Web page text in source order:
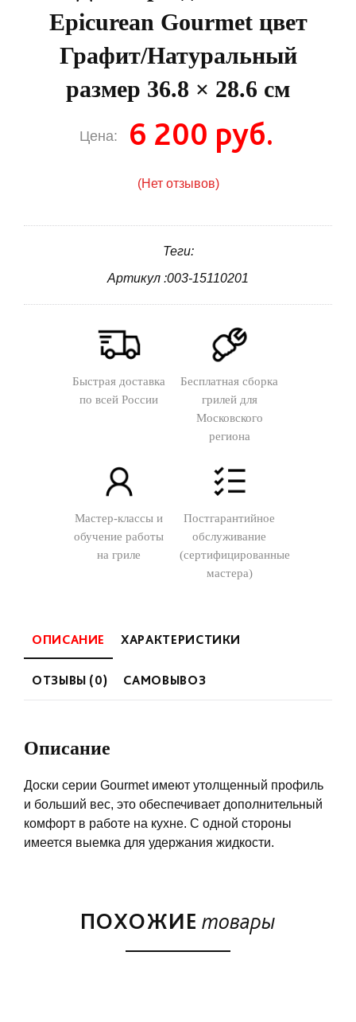
Epicurean Gourmet цвет
Графит/Натуральный
размер 36.8 × 28.6 см
Цена: 6 200 руб.
(Нет отзывов)
Теги:
Артикул :003-15110201
Быстрая доставка
по всей России
Бесплатная сборка
грилей для
Московского
региона
Мастер-классы и
обучение работы
на гриле
Постгарантийное
обслуживание
(сертифицированные
мастера)
ОПИСАНИЕ ХАРАКТЕРИСТИКИ
ОТЗЫВЫ (0) САМОВЫВОЗ
Описание
Доски серии Gourmet имеют утолщенный профиль
и больший вес, это обеспечивает дополнительный
комфорт в работе на кухне. С одной стороны
имеется выемка для удержания жидкости.
ПОХОЖИЕ товары